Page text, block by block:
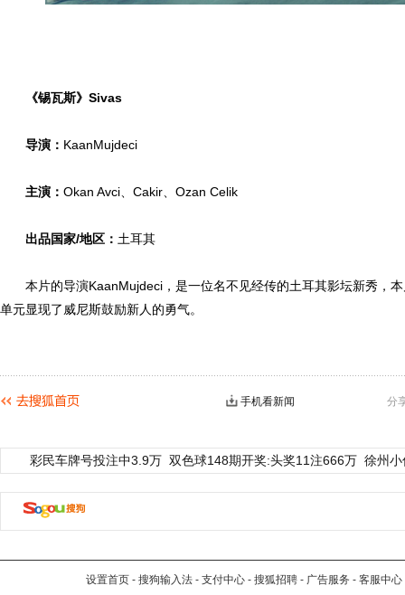
《锡瓦斯》Sivas
导演： KaanMujdeci
主演： Okan Avci、Cakir、Ozan Celik
出品国家/地区： 土耳其
本片的导演KaanMujdeci，是一位名不见经传的土耳其影坛新秀，本
单元显现了威尼斯鼓励新人的勇气。
分
手机看新闻
彩民车牌号投注中3.9万 双色球148期开奖:头奖11注666万 徐州
设置首页 - 搜狗输入法 - 支付中心 - 搜狐招聘 - 广告服务 - 客服中心